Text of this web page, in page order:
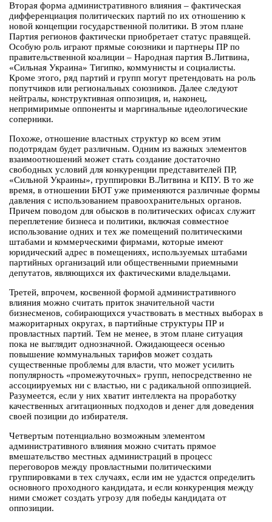
Вторая форма административного влияния – фактическая
дифференциация политических партий по их отношению к
новой концепции государственной политики. В этом плане
Партия регионов фактически приобретает статус правящей.
Особую роль играют прямые союзники и партнеры ПР по
правительственной коалиции – Народная партия В.Литвина,
«Сильная Украина» Тигипко, коммунисты и социалисты.
Кроме этого, ряд партий и групп могут претендовать на роль
попутчиков или региональных союзников. Далее следуют
нейтралы, конструктивная оппозиция, и, наконец,
непримиримые оппоненты и маргинальные идеологические
соперники.
Похоже, отношение властных структур ко всем этим
подотрядам будет различным. Одним из важных элементов
взаимоотношений может стать создание достаточно
свободных условий для конкуренции представителей ПР,
«Сильной Украины», группировки В.Литвина и КПУ. В то же
время, в отношении БЮТ уже применяются различные формы
давления с использованием правоохранительных органов.
Причем поводом для обысков в политических офисах служит
переплетение бизнеса и политики, включая совместное
использование одних и тех же помещений политическими
штабами и коммерческими фирмами, которые имеют
юридический адрес в помещениях, используемых штабами
партийных организаций или общественными приемными
депутатов, являющихся их фактическими владельцами.
Третей, впрочем, косвенной формой административного
влияния можно считать приток значительной части
бизнесменов, собирающихся участвовать в местных выборах в
мажоритарных округах, в партийные структуры ПР и
провластных партий. Тем не менее, в этом плане ситуация
пока не выглядит однозначной. Ожидающееся осенью
повышение коммунальных тарифов может создать
существенные проблемы для власти, что может усилить
популярность «промежуточных» групп, непосредственно не
ассоциируемых ни с властью, ни c радикальной оппозицией.
Разумеется, если у них хватит интеллекта на проработку
качественных агитационных подходов и денег для доведения
своей позиции до избирателя.
Четвертым потенциально возможным элементом
административного влияния можно считать прямое
вмешательство местных администраций в процесс
переговоров между провластными политическими
группировками в тех случаях, если им не удастся определить
основного проходного кандидата, и если конкуренция между
ними сможет создать угрозу для победы кандидата от
оппозиции.